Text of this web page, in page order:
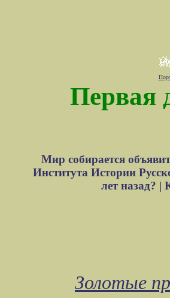
Первая
Мир собирается
Института Истории
лет назад? |
Золотые